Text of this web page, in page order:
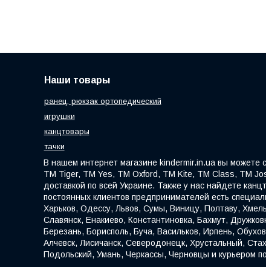
Наши товары
ранец, рюкзак ортопедический
игрушки
канцтовары
тачки
В нашем интернет магазине kindermir.in.ua вы
ТМ Tiger, ТМ Yes, ТМ Oxford, ТМ Kite, ТМ Class, ТМ
доставкой по всей Украине. Также у нас найдете
постоянных клиентов предпринимателей есть
Харьков, Одессу, Львов, Сумы, Виницу, Полтаву,
Славянск, Енакиево, Константиновка, Бахмут,
Березань, Борисполь, Буча, Васильков, Ирпень,
Алчевск, Лисичанск, Северодонецк, Хрустальный,
Подольский, Умань, Черкассы, Черновцы и курьером